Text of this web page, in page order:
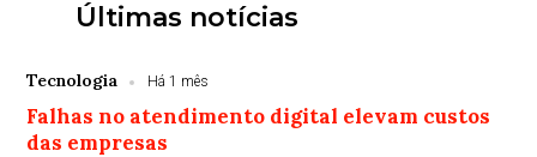
Últimas notícias
Tecnologia Há 1 mês
Falhas no atendimento digital elevam custos
das empresas